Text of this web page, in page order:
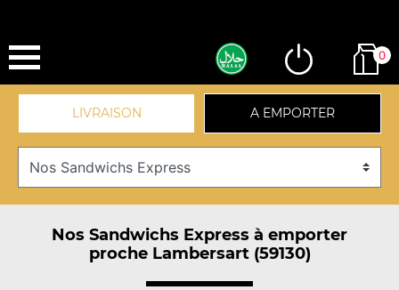
0
LIVRAISON A EMPORTER
Nos Sandwichs Express à emporter
proche Lambersart (59130)